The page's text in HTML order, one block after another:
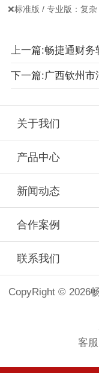
❌标准版 / 专业版：复
关于我们
产品中心
新闻动态
合作案例
联系我们
CopyRight © 2026
客